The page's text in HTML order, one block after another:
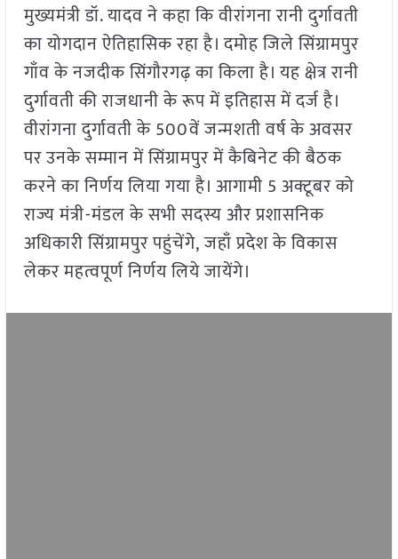
मुख्यमंत्री डॉ. यादव ने कहा कि वीरांगना रानी दुर्गावती
का योगदान ऐतिहासिक रहा है। द‌मोह जिले सिंग्रामपुर
गाँव के नजदीक सिंगौरगढ़ का किला है। यह क्षेत्र रानी
दुर्गावती की राजधानी के रूप में इतिहास में दर्ज है।
वीरांगना दुर्गावती के 500वें जन्मशती वर्ष के अवसर
पर उनके सम्मान में सिंग्रामपुर में कैबिनेट की बैठक
करने का निर्णय लिया गया है। आगामी 5 अक्टू‌बर को
राज्य मंत्री-मंडल के सभी सदस्य और प्रशासनिक
अधिकारी सिंग्रामपुर पहुंचेंगे, जहाँ प्रदेश के विकास
लेकर महत्वपूर्ण निर्णय लिये जायेंगे।